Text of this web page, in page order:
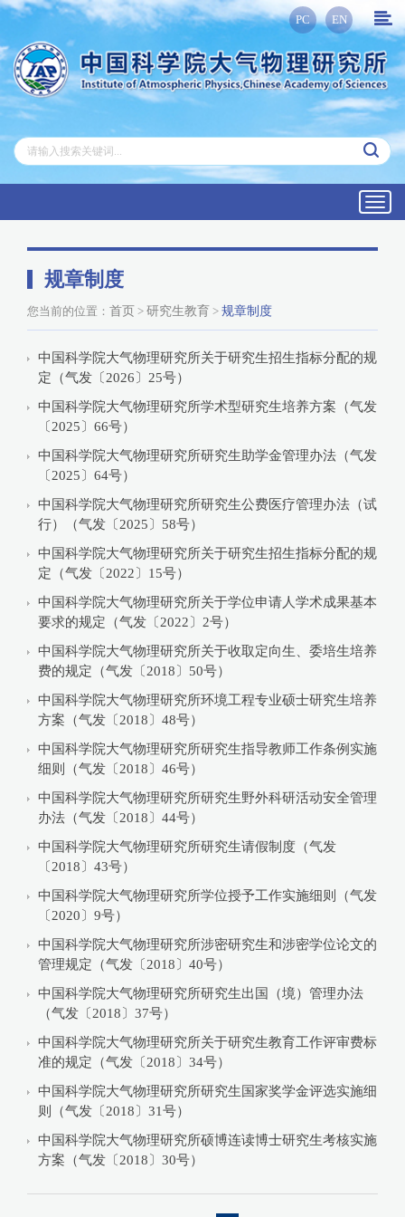
PC EN
规章制度
您当前的位置： 首页 > 研究生教育 > 规章制度
中国科学院大气物理研究所关于研究生招生指标分配的规
定（气发〔2026〕25号）
中国科学院大气物理研究所学术型研究生培养方案（气发
〔2025〕66号）
中国科学院大气物理研究所研究生助学金管理办法（气发
〔2025〕64号）
中国科学院大气物理研究所研究生公费医疗管理办法（试
行）（气发〔2025〕58号）
中国科学院大气物理研究所关于研究生招生指标分配的规
定（气发〔2022〕15号）
中国科学院大气物理研究所关于学位申请人学术成果基本
要求的规定（气发〔2022〕2号）
中国科学院大气物理研究所关于收取定向生、委培生培养
费的规定（气发〔2018〕50号）
中国科学院大气物理研究所环境工程专业硕士研究生培养
方案（气发〔2018〕48号）
中国科学院大气物理研究所研究生指导教师工作条例实施
细则（气发〔2018〕46号）
中国科学院大气物理研究所研究生野外科研活动安全管理
办法（气发〔2018〕44号）
中国科学院大气物理研究所研究生请假制度（气发
〔2018〕43号）
中国科学院大气物理研究所学位授予工作实施细则（气发
〔2020〕9号）
中国科学院大气物理研究所涉密研究生和涉密学位论文的
管理规定（气发〔2018〕40号）
中国科学院大气物理研究所研究生出国（境）管理办法
（气发〔2018〕37号）
中国科学院大气物理研究所关于研究生教育工作评审费标
准的规定（气发〔2018〕34号）
中国科学院大气物理研究所研究生国家奖学金评选实施细
则（气发〔2018〕31号）
中国科学院大气物理研究所硕博连读博士研究生考核实施
方案（气发〔2018〕30号）